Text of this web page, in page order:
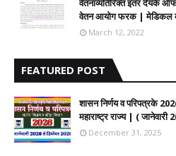
वेतनाव्यतिरिक्त इतर देयके
वेतन आयोग फरक | मेडिकल
March 12, 2022
FEATURED POST
शासन निर्णय व परिपत्रके
महाराष्ट्र राज्य | (
December 31, 2025